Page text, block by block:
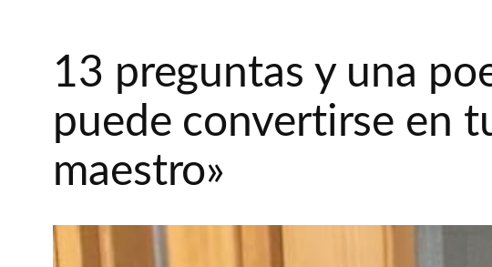
13 preguntas y una
puede convertirse en
maestro»